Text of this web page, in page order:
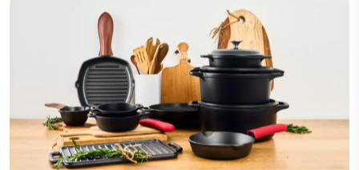
2025-12-03
Amanda
Convertir audio a texto